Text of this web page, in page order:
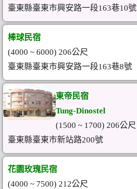
臺東縣臺東市興安路一段163巷10號
棒球民宿
(4000 ~ 6000) 206公尺
臺東縣臺東市興安路一段163巷8號
東帝民宿
Tung-Dinostel
(1500 ~ 1700) 206公尺
臺東縣臺東市新站路200號
花園玫瑰民宿
(4000 ~ 7500) 212公尺